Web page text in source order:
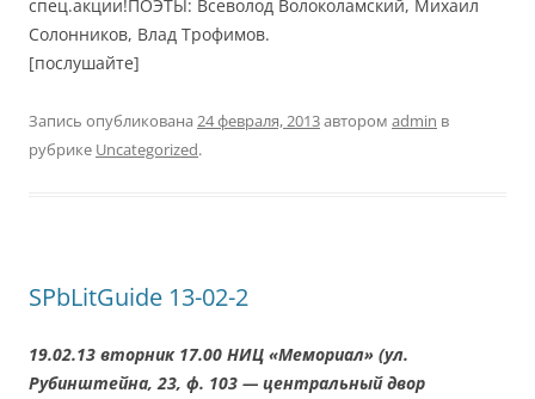
спец.акции!ПОЭТЫ: Всеволод Волоколамский, Михаил
Солонников, Влад Трофимов.
[послушайте]
Запись опубликована 24 февраля, 2013автором admin в
рубрике Uncategorized.
SPbLitGuide 13-02-2
19.02.13 вторник 17.00 НИЦ «Мемориал» (ул.
Рубинштейна, 23, ф. 103 — центральный двор